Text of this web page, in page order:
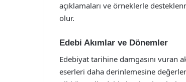
açıklamaları ve örneklerle
olur.
Edebi Akımlar ve Dönemler
Edebiyat tarihine damgasını vuran
eserleri daha derinlemesine